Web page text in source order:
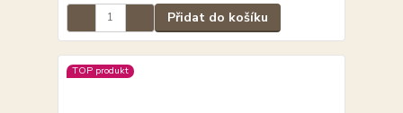
Přidat do košíku
TOP produkt